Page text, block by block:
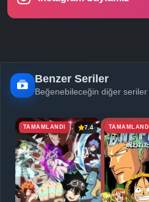
Benzer Seriler
Beğenebileceğin diğer seriler
TAMAMLANDI 7.4 TAMAMLANDI